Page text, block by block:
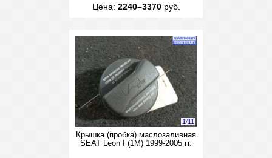
Цена: 2240–3370руб.
1/11
Крышка (пробка) маслозаливная
SEAT Leon I (1M) 1999-2005 гг.